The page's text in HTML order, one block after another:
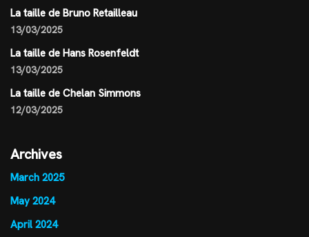
La taille de Bruno Retailleau
13/03/2025
La taille de Hans Rosenfeldt
13/03/2025
La taille de Chelan Simmons
12/03/2025
Archives
March 2025
May 2024
April 2024